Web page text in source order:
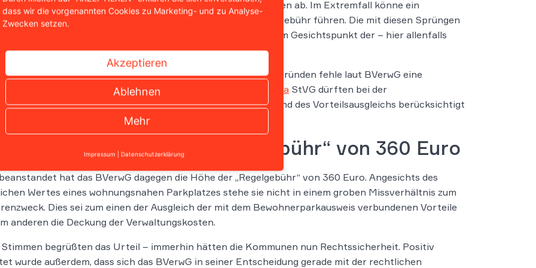
unterschiedlichen Vorteil nicht mehr angemessen ab. Im Extremfall könne ein
von 50 Zentimetern zu einer Verdoppelung der Gebühr führen. Die mit diesen Sprüngen
beträchtliche Ungleichbehandlung sei auch unter dem Gesichtspunkt der – hier allenfalls
– Verwaltungsvereinfachung nicht zu rechtfertigen.
die Ermäßigung und den Erlass der Gebühren aus sozialen Gründen fehle laut BVerwG eine
Denn nach der maßgeblichen Norm des §
5a StVG dürften bei der
nur die Gebührenzwecke der Kostendeckung und des Vorteilsausgleichs berücksichtigt
nicht jedoch soziale Zwecke.
Bedenken gegen „Regelgebühr“ von 360 Euro
hat das BVerwG dagegen die Höhe der „Regelgebühr“ von 360 Euro. Angesichts des
Wertes eines wohnungsnahen Parkplatzes stehe sie nicht in einem groben Missverhältnis zum
Dies sei zum einen der Ausgleich der mit dem Bewohnerparkausweis verbundenen Vorteile
anderen die Deckung der Verwaltungskosten.
Stimmen begrüßten das Urteil – immerhin hätten die Kommunen nun Rechtssicherheit. Positiv
wurde außerdem, dass sich das BVerwG in seiner Entscheidung gerade mit der rechtlichen
dass wir die vorgenannten Cookies zu Marketing- und zu Analyse-
Zwecken setzen.
Akzeptieren
Ablehnen
Mehr
Impressum Datenschutzerklärung